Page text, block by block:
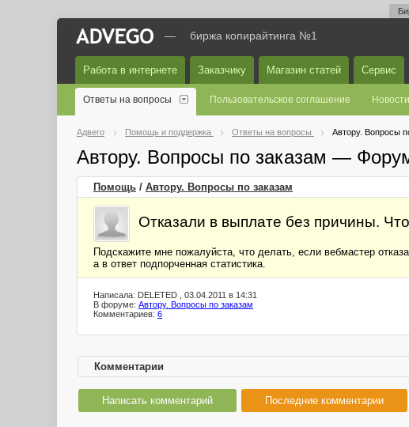
— биржа копирайтинга №1
Работа в интернете Заказчику Магазин статей Сервис
Ответы на вопросы Пользовательское соглашение Новости
Адвего Помощь и поддержка Ответы на вопросы Автору. Вопросы
Автору. Вопросы по заказам —
Помощь / Автору. Вопросы по заказам
Отказали в выплате без причины.
Подскажите мне пожалуйста, что делать, если вебмастер
а в ответ подпорченная статистика.
Написала: DELETED , 03.04.2011 в 14:31
В форуме: Автору. Вопросы по заказам
Комментариев: 6
Комментарии
Написать комментарий Последние комментарии